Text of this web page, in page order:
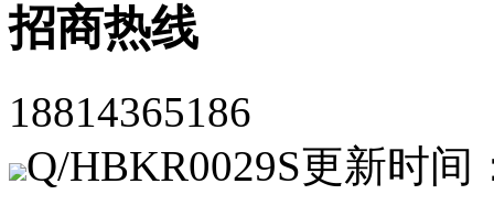
招商热线
18814365186
Q/HBKR0029S更新时间